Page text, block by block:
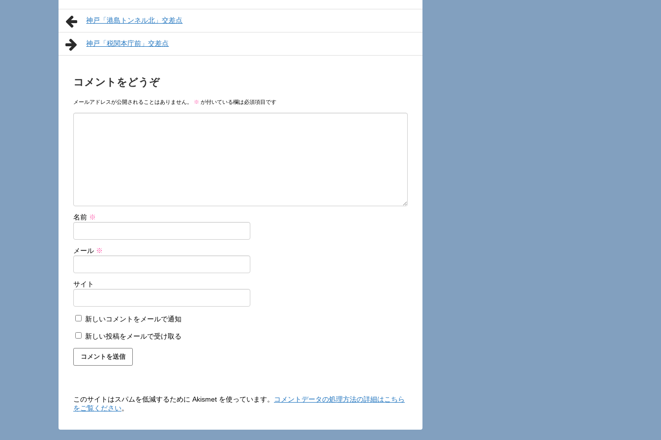
神戸「港島トンネル北」交差点
神戸「税関本庁前」交差点
コメントをどうぞ
メールアドレスが公開されることはありません。 ※ が付いている欄は必須項目です
名前 ※
メール ※
サイト
新しいコメントをメールで通知
新しい投稿をメールで受け取る
このサイトはスパムを低減するために Akismet を使っています。
コメントデータの処理方法の詳細はこちら
をご覧ください。